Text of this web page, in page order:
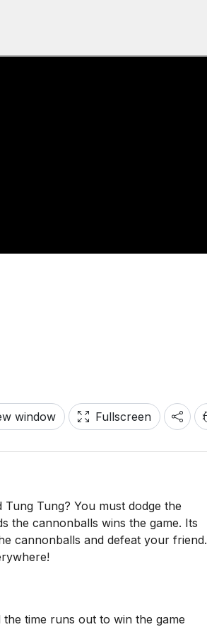
window Fullscreen
Tung? You must dodge the
the cannonballs wins the game. Its
cannonballs and defeat your friend.
time runs out to win the game